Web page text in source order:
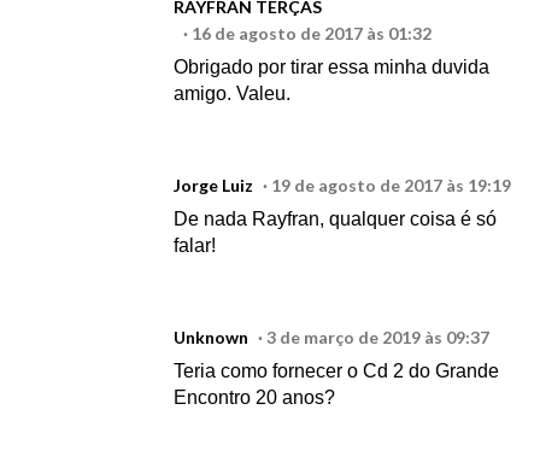
RAYFRAN TERÇAS
16 de agosto de 2017 às 01:32
Obrigado por tirar essa minha duvida
amigo. Valeu.
Jorge Luiz
19 de agosto de 2017 às 19:19
De nada Rayfran, qualquer coisa é só
falar!
Unknown
3 de março de 2019 às 09:37
Teria como fornecer o Cd 2 do Grande
Encontro 20 anos?